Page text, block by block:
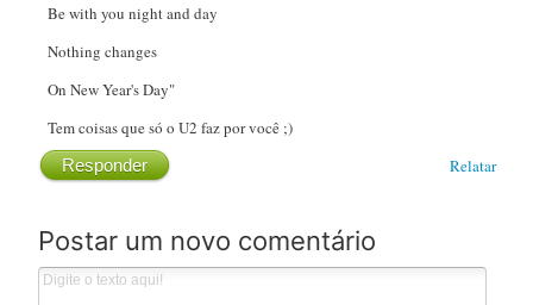
Be with you night and day
Nothing changes
On New Year's Day"
Tem coisas que só o U2 faz por você ;)
Relatar
Responder
Postar um novo comentário